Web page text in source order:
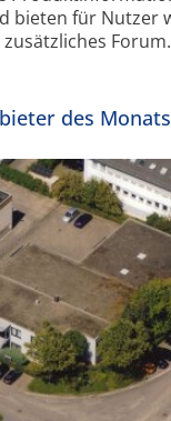
bieten für Nutzer
Forum.
des Monats